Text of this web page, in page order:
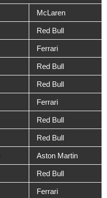
McLaren
Red Bull
Ferrari
Red Bull
Red Bull
Ferrari
Red Bull
Red Bull
Aston Martin
Red Bull
Ferrari